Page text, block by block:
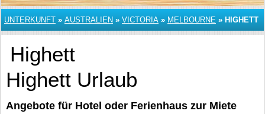
UNTERKUNFT » AUSTRALIEN » VICTORIA » MELBOURNE » HIGHETT
Highett
Highett Urlaub
Angebote für Hotel oder Ferienhaus zur Miete